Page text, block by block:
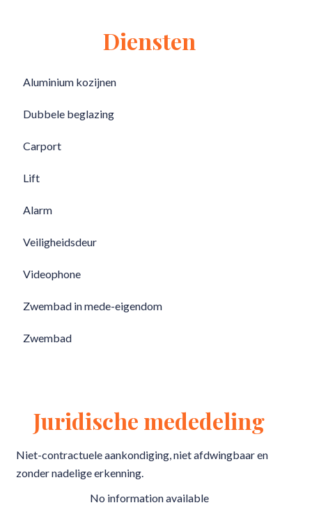
Diensten
Aluminium kozijnen
Dubbele beglazing
Carport
Lift
Alarm
Veiligheidsdeur
Videophone
Zwembad in mede-eigendom
Zwembad
Juridische mededeling
Niet-contractuele aankondiging, niet afdwingbaar en
zonder nadelige erkenning.
No information available